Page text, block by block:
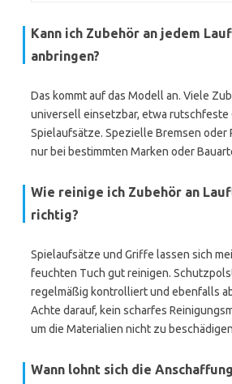
Kann ich Zubehör an jedem
anbringen?
Das kommt auf das Modell an. Viele
universell einsetzbar, etwa rutschfeste
Spielaufsätze. Spezielle Bremsen oder
nur bei bestimmten Marken oder
Wie reinige ich Zubehör an
richtig?
Spielaufsätze und Griffe lassen sich
feuchten Tuch gut reinigen.
regelmäßig kontrolliert und ebenfalls
Achte darauf, kein scharfes
um die Materialien nicht zu
Wann lohnt sich die